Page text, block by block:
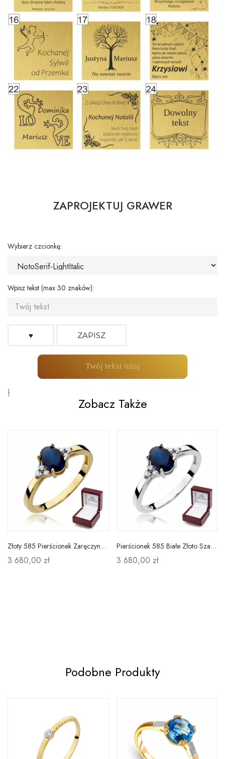
ZAPROJEKTUJ GRAWER
Wybierz czcionkę:
Wpisz tekst (max 30 znaków):
♥ ZAPISZ
Twój tekst tutaj
}
Zobacz Także
Złoty 585 Pierścionek Zaręczynowy Szafir Diamenty
3 680,00 zł
Pierścionek 585 Białe Złoto Szafir Diamenty Grawer
3 680,00 zł
Podobne Produkty